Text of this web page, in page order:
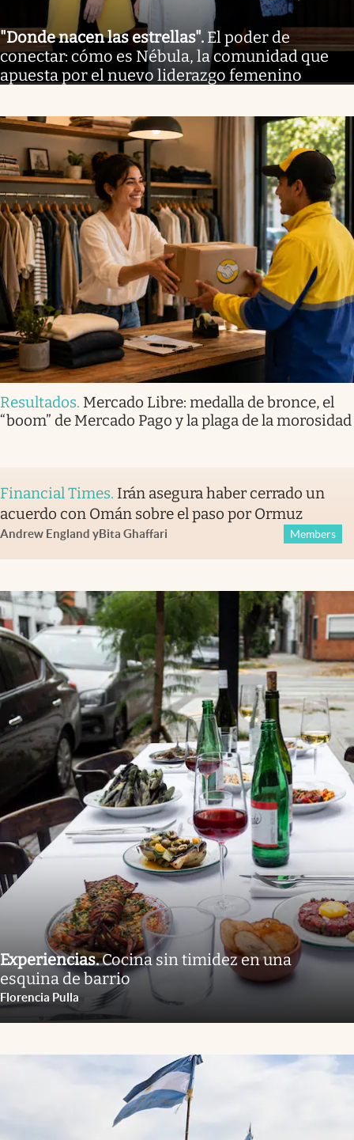
"Donde nacen las estrellas". El poder de
conectar: cómo es Nébula, la comunidad que
apuesta por el nuevo liderazgo femenino
Resultados. Mercado Libre: medalla de bronce, el
“boom” de Mercado Pago y la plaga de la morosidad
Financial Times. Irán asegura haber cerrado un
acuerdo con Omán sobre el paso por Ormuz
Andrew England yBita Ghaffari Members
Experiencias.Cocina sin timidez en una
esquina de barrio
Florencia Pulla